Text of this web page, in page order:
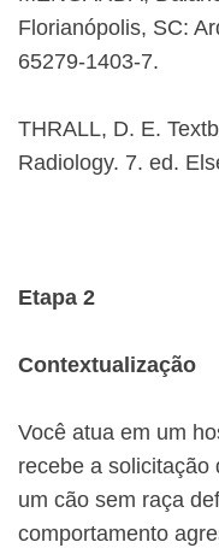
Florianópolis, SC:
65279-1403-7.
THRALL, D. E.
Radiology. 7. ed.
Etapa 2
Contextualização
Você atua em um
recebe a solicitação
um cão sem raça
comportamento